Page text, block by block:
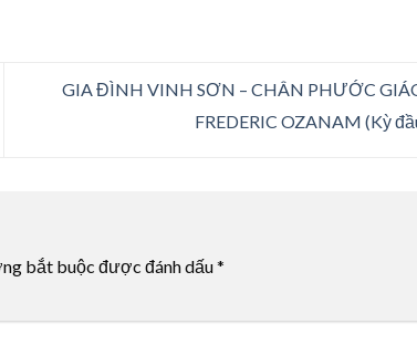
GIA ĐÌNH VINH SƠN – CHÂN PHƯỚC
FREDERIC OZANAM (Kỳ
bắt buộc được đánh dấu*